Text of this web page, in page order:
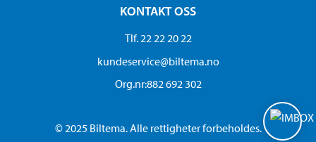
KONTAKT OSS
Tlf. 22 22 20 22
kundeservice@biltema.no
Org.nr:882 692 302
© 2025 Biltema. Alle rettigheter forbeholdes.